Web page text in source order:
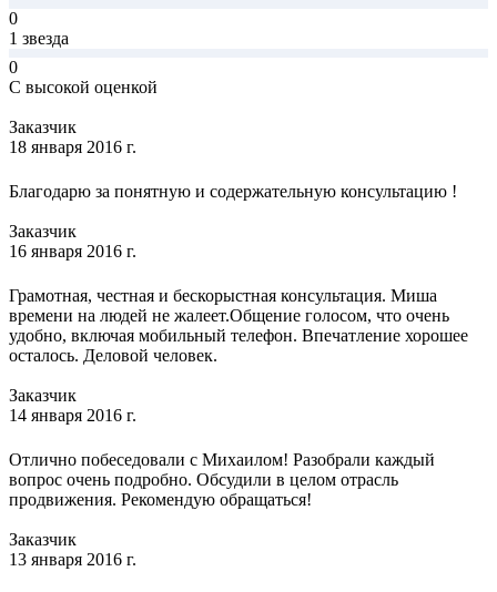
0
1 звезда
0
С высокой оценкой
Заказчик
18 января 2016 г.
Благодарю за понятную и содержательную консультацию !
Заказчик
16 января 2016 г.
Грамотная, честная и бескорыстная консультация. Миша
времени на людей не жалеет.Общение голосом, что очень
удобно, включая мобильный телефон. Впечатление хорошее
осталось. Деловой человек.
Заказчик
14 января 2016 г.
Отлично побеседовали с Михаилом! Разобрали каждый
вопрос очень подробно. Обсудили в целом отрасль
продвижения. Рекомендую обращаться!
Заказчик
13 января 2016 г.